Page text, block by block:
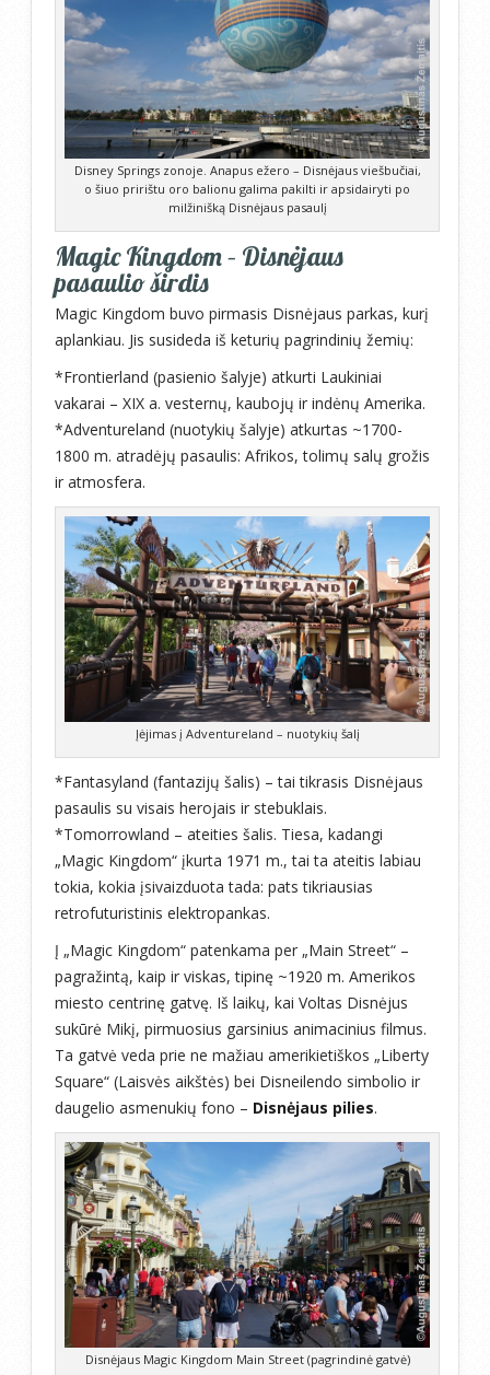
Disney Springs zonoje. Anapus ežero – Disnėjaus viešbučiai,
o šiuo pririštu oro balionu galima pakilti ir apsidairyti po
milžinišką Disnėjaus pasaulį
Magic Kingdom – Disnėjaus
pasaulio širdis
Magic Kingdom buvo pirmasis Disnėjaus parkas, kurį
aplankiau. Jis susideda iš keturių pagrindinių žemių:
*Frontierland (pasienio šalyje) atkurti Laukiniai
vakarai – XIX a. vesternų, kaubojų ir indėnų Amerika.
*Adventureland (nuotykių šalyje) atkurtas ~1700-
1800 m. atradėjų pasaulis: Afrikos, tolimų salų grožis
ir atmosfera.
Įėjimas į Adventureland – nuotykių šalį
*Fantasyland (fantazijų šalis) – tai tikrasis Disnėjaus
pasaulis su visais herojais ir stebuklais.
*Tomorrowland – ateities šalis. Tiesa, kadangi
„Magic Kingdom“ įkurta 1971 m., tai ta ateitis labiau
tokia, kokia įsivaizduota tada: pats tikriausias
retrofuturistinis elektropankas.
Į „Magic Kingdom“ patenkama per „Main Street“ –
pagražintą, kaip ir viskas, tipinę ~1920 m. Amerikos
miesto centrinę gatvę. Iš laikų, kai Voltas Disnėjus
sukūrė Mikį, pirmuosius garsinius animacinius filmus.
Ta gatvė veda prie ne mažiau amerikietiškos „Liberty
Square“ (Laisvės aikštės) bei Disneilendo simbolio ir
daugelio asmenukių fono – Disnėjaus pilies.
Disnėjaus Magic Kingdom Main Street (pagrindinė gatvė)